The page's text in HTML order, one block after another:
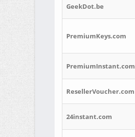
GeekDot.be
PremiumKeys.com
PremiumInstant.com
ResellerVoucher.com
24instant.com